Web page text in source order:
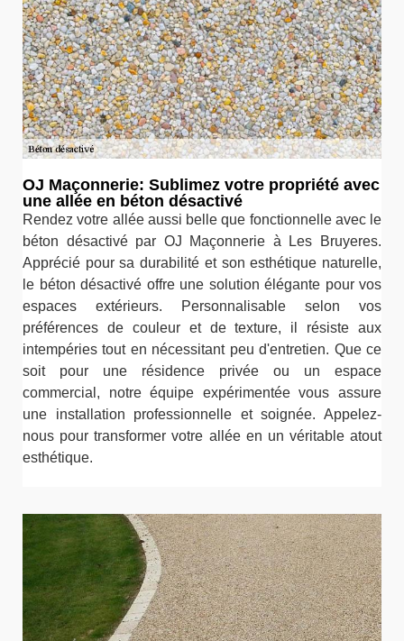
OJ Maçonnerie: Sublimez votre propriété avec
une allée en béton désactivé
Rendez votre allée aussi belle que fonctionnelle avec le
béton désactivé par OJ Maçonnerie à Les Bruyeres.
Apprécié pour sa durabilité et son esthétique naturelle,
le béton désactivé offre une solution élégante pour vos
espaces extérieurs. Personnalisable selon vos
préférences de couleur et de texture, il résiste aux
intempéries tout en nécessitant peu d'entretien. Que ce
soit pour une résidence privée ou un espace
commercial, notre équipe expérimentée vous assure
une installation professionnelle et soignée. Appelez-
nous pour transformer votre allée en un véritable atout
esthétique.